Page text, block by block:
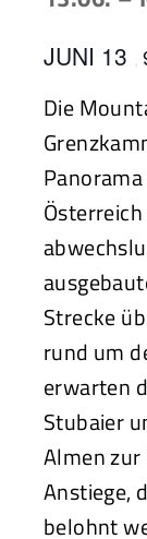
JUNI 13
Die
Strecke
rund um
erwarten
Stubaier
Almen
Anstiege,
belohnt